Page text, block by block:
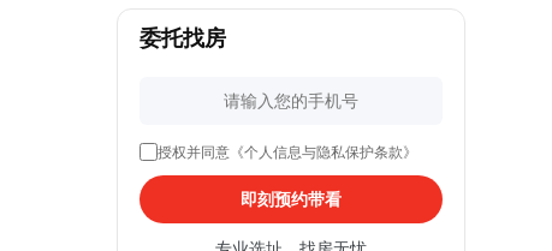
委托找房
授权并同意《个人信息与隐私保护条款》
即刻预约带看